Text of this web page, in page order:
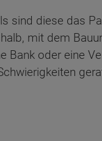
sind diese das
mit dem
Bank oder eine